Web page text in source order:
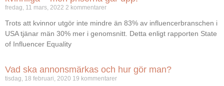
fredag, 11 mars, 2022 2 kommentarer
Trots att kvinnor utgör inte mindre än 83% av influencerbranschen i
USA tjänar män 30% mer i genomsnitt. Detta enligt rapporten State
of Influencer Equality
Vad ska annonsmärkas och hur gör man?
tisdag, 18 februari, 2020 19 kommentarer